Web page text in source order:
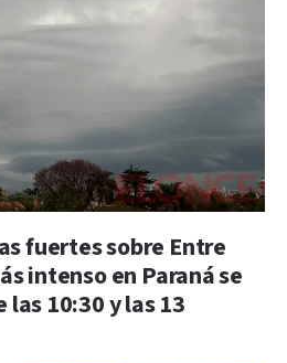
fuertes sobre Entre
intenso en Paraná se
10:30 y las 13